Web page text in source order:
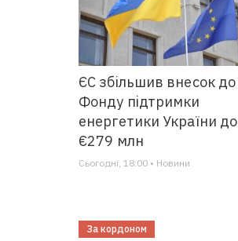
ЄС збільшив внесок до
Фонду підтримки
енергетики України до
€279 млн
Сьогодні, 18:00 • Новини
За кордоном